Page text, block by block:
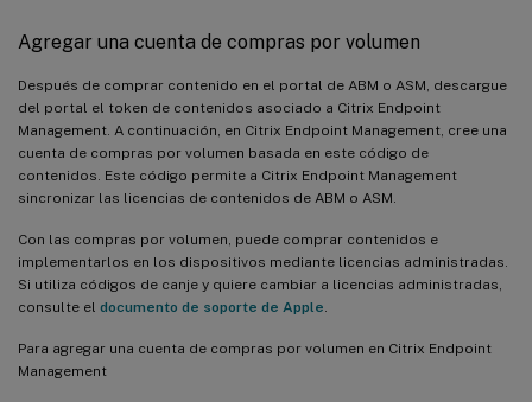
Agregar una cuenta de compras por volumen
Después de comprar contenido en el portal de ABM o ASM, descargue
del portal el token de contenidos asociado a Citrix Endpoint
Management. A continuación, en Citrix Endpoint Management, cree una
cuenta de compras por volumen basada en este código de
contenidos. Este código permite a Citrix Endpoint Management
sincronizar las licencias de contenidos de ABM o ASM.
Con las compras por volumen, puede comprar contenidos e
implementarlos en los dispositivos mediante licencias administradas.
Si utiliza códigos de canje y quiere cambiar a licencias administradas,
consulte el documento de soporte de Apple
Para agregar una cuenta de compras por volumen en Citrix Endpoint
Management